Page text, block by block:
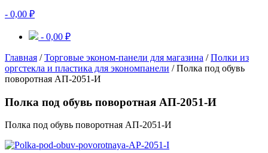
- 0,00 ₽
- 0,00 ₽
Главная /Торговые эконом-панели для магазина /Полки из
оргстекла и пластика для экономпанели / Полка под обувь
поворотная АП-2051-И
Полка под обувь поворотная АП-2051-И
Полка под обувь поворотная АП-2051-И